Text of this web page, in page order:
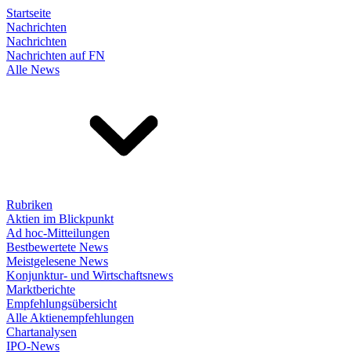
Startseite
Nachrichten
Nachrichten
Nachrichten auf FN
Alle News
Rubriken
Aktien im Blickpunkt
Ad hoc-Mitteilungen
Bestbewertete News
Meistgelesene News
Konjunktur- und Wirtschaftsnews
Marktberichte
Empfehlungsübersicht
Alle Aktienempfehlungen
Chartanalysen
IPO-News